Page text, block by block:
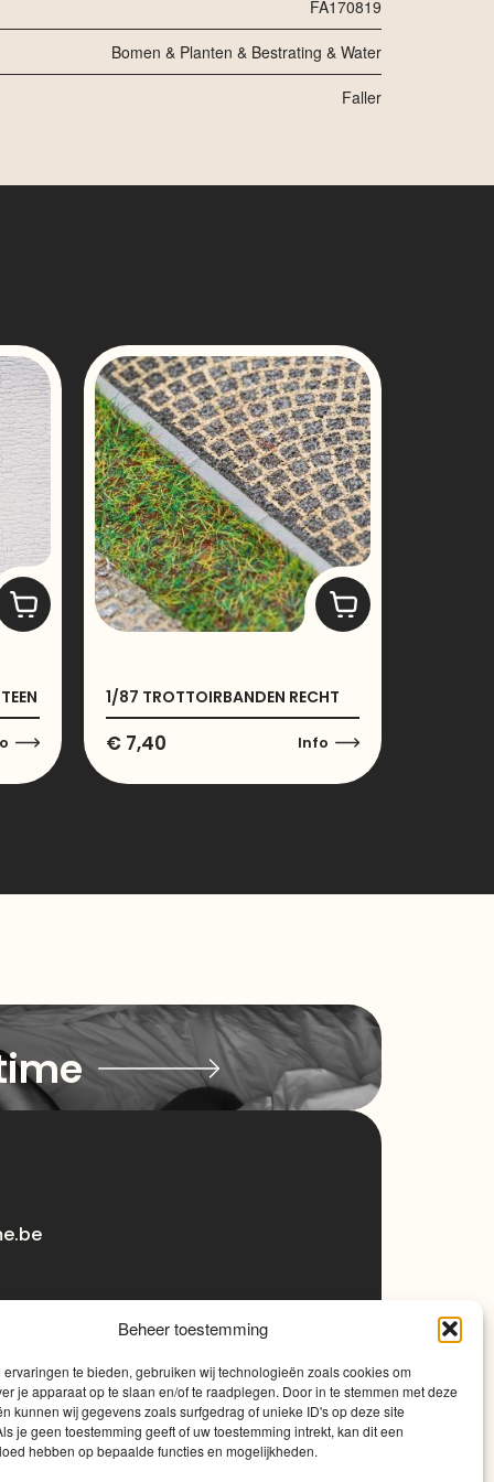
Beheer toestemming
ervaringen te bieden, gebruiken wij technologieën zoals cookies om
je apparaat op te slaan en/of te raadplegen. Door in te stemmen met deze
kunnen wij gegevens zoals surfgedrag of unieke ID's op deze site
je geen toestemming geeft of uw toestemming intrekt, kan dit een
hebben op bepaalde functies en mogelijkheden.
FA170819
Bomen & Planten & Bestrating & Water
Faller
1/87 TROTTOIRBANDEN RECHT
€ 7,40 Info